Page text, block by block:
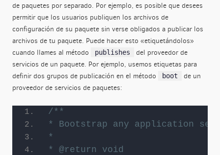
de paquetes por separado. Por ejemplo, es posible que desees
permitir que los usuarios publiquen los archivos de
configuración de su paquete sin verse obligados a publicar los
archivos de tu paquete. Puede hacer esto «etiquetándolos»
cuando llames al método
publishes
del proveedor de
servicios de un paquete. Por ejemplo, usemos etiquetas para
definir dos grupos de publicación en el método
boot
de un
proveedor de servicios de paquetes:
/**
* Bootstrap any application
*
* @return void